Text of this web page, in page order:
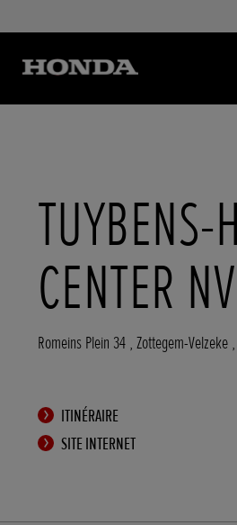
TUYBENS-
CENTER NV
Romeins Plein 34 , Zottegem-Velzeke ,
ITINÉRAIRE
SITE INTERNET